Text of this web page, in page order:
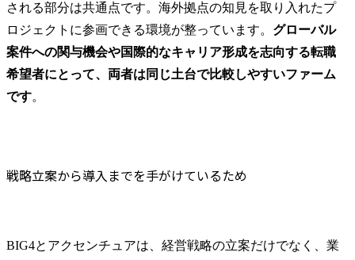
される部分は共通点です。海外拠点の知見を取り入れたプ
ロジェクトに参画できる環境が整っています。 グローバル
案件への関与機会や国際的なキャリア形成を志向する転職
希望者にとって、両者は同じ土台で比較しやすいファーム
です。
戦略立案から導入までを手がけているため
BIG4とアクセンチュアは、経営戦略の立案だけでなく、業